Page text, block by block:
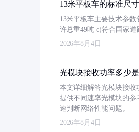
13米平板车的标准尺
13米平板车主要技术参数
许总重49吨 c)符合国家
2026年8月4日
光模块接收功率多少
本文详细解答光模块接收
提供不同速率光模块的参
速判断网络性能问题。
2026年8月4日